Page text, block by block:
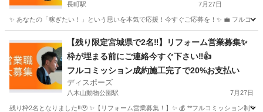
長町駅 7月27日
✨ あなたの「稼ぎたい！」という思いを本気で応援！今すぐご応募を！✨ 💼 フルコ
長町駅 営業 やる気
【残り限定宮城県で2名‼︎】リフォーム営業募集✨
枠が埋まる前にご連絡今すぐ下さい‼︎👍
フルコミッション成約施工完了で20%お支払い
ディスポーズ
八木山動物公園駅 7月27日
残り枠2名となりました‼︎🥹 ✨【リフォーム営業募集！】✨ 💰 **フルコミッション制**